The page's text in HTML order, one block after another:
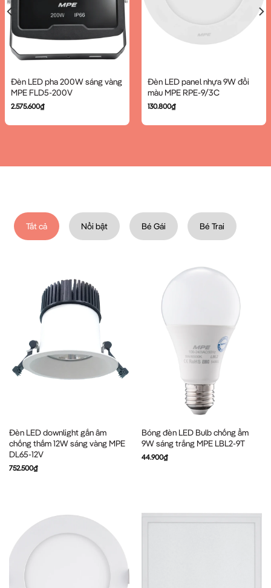
Đèn LED pha 200W sáng vàng
MPE FLD5-200V
2.575.600₫
Đèn LED panel nhựa 9W đổi
màu MPE RPE-9/3C
130.800₫
Tất cả Nổi bật Bé Gái Bé Trai
Đèn LED downlight gắn âm
chống thấm 12W sáng vàng MPE
DL65-12V
752.500₫
Bóng đèn LED Bulb chống ẩm
9W sáng trắng MPE LBL2-9T
44.900₫